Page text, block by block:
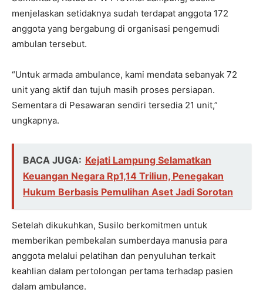
menjelaskan setidaknya sudah terdapat anggota 172
anggota yang bergabung di organisasi pengemudi
ambulan tersebut.
“Untuk armada ambulance, kami mendata sebanyak 72
unit yang aktif dan tujuh masih proses persiapan.
Sementara di Pesawaran sendiri tersedia 21 unit,”
ungkapnya.
BACA JUGA: Kejati Lampung Selamatkan
Keuangan Negara Rp1,14 Triliun, Penegakan
Hukum Berbasis Pemulihan Aset Jadi Sorotan
Setelah dikukuhkan, Susilo berkomitmen untuk
memberikan pembekalan sumberdaya manusia para
anggota melalui pelatihan dan penyuluhan terkait
keahlian dalam pertolongan pertama terhadap pasien
dalam ambulance.